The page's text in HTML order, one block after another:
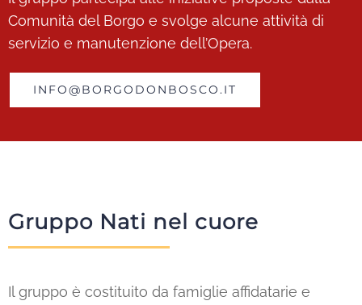
Comunità del Borgo e svolge alcune attività di
servizio e manutenzione dell’Opera.
INFO@BORGODONBOSCO.IT
Gruppo Nati nel cuore
Il gruppo è costituito da famiglie affidatarie e